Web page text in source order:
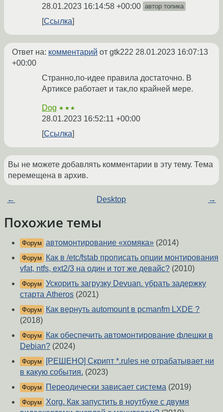
28.01.2023 16:14:58 +00:00 автор топика
Ссылка
Ответ на: комментарий от gtk222 28.01.2023 16:07:13
+00:00
Странно,по-идее правила достаточно. В
Артиксе работает и так,по крайней мере.
Dog ★★★
28.01.2023 16:52:11 +00:00
Ссылка
Вы не можете добавлять комментарии в эту тему. Тема
перемещена в архив.
← Desktop →
Похожие темы
Форум автомонтирование «хомяка» (2014)
Форум
Как в /etc/fstab прописать опции монтирования
vfat, ntfs, ext2/3 на один и тот же девайс? (2010)
Форум Ускорить загрузку Devuan. убрать задержку
старта Atheros (2021)
Форум
Как вернуть automount в pcmanfm LXDE ?
(2018)
Форум
Как обеспечить автомонтирование флешки в
Debian? (2024)
Форум
[РЕШЕНО] Скрипт *.rules не отрабатывает ни
в какую события. (2023)
Форум Переодически зависает система (2019)
Форум
Xorg. Как запустить в ноутбуке с двумя